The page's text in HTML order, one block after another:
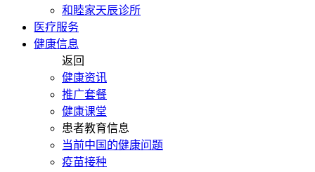
和睦家天辰诊所
医疗服务
健康信息
返回
健康资讯
推广套餐
健康课堂
患者教育信息
当前中国的健康问题
疫苗接种